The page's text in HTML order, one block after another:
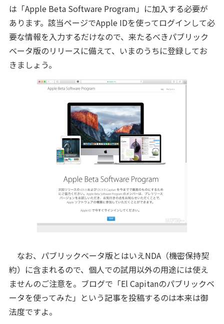
は「Apple Beta Software Program」に加入する必要が
あります。該当ページでApple IDを使ってログインして必
要な情報を入力するだけなので、来たるべきパブリック
ベータ版のリリースに備えて、いまのうちに登録してお
きましょう。
なお、パブリックベータ版とはいえNDA（機密保持契
約）に含まれるので、個人での試用以外の用途には使え
ませんのご注意を。ブログで「El Capitanのパブリックベ
ータを使ってみた」という記事を投稿するのは本来は御
法度ですよ。